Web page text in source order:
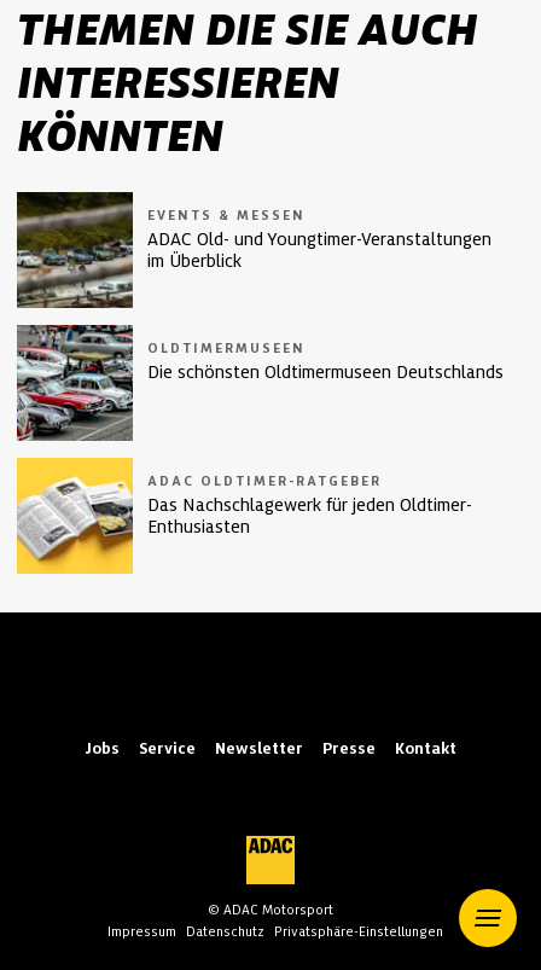
THEMEN DIE SIE AUCH
INTERESSIEREN
KÖNNTEN
EVENTS & MESSEN
ADAC Old- und Youngtimer-Veranstaltungen
im Überblick
OLDTIMERMUSEEN
Die schönsten Oldtimermuseen Deutschlands
ADAC OLDTIMER-RATGEBER
Das Nachschlagewerk für jeden Oldtimer-
Enthusiasten
Jobs Service Newsletter Presse Kontakt
© ADAC Motorsport
Impressum
Datenschutz Privatsphäre-Einstellungen